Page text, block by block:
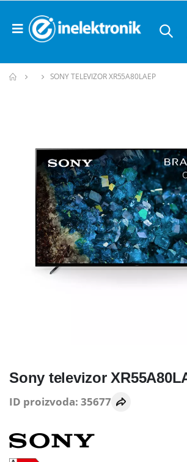
SONY TELEVIZOR XR55A80LAEP
Sony televizor
ID proizvoda: 35677